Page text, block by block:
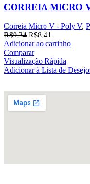
CORREIA MICRO
Correia Micro V - Poly V,
R$9,34 R$8,41
Adicionar ao carrinho
Comparar
Visualização Rápida
Adicionar à Lista de